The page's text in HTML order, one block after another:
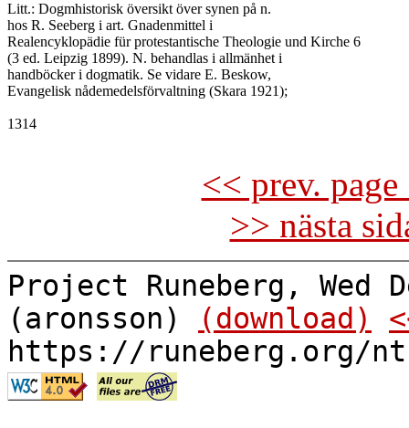
Litt.: Dogmhistorisk översikt över synen på n.
hos R. Seeberg i art. Gnadenmittel i
Realencyklopädie für protestantische Theologie und Kirche 6
(3 ed. Leipzig 1899). N. behandlas i allmänhet i
handböcker i dogmatik. Se vidare E. Beskow,
Evangelisk nådemedelsförvaltning (Skara 1921);
1314
<< prev.
>> nästa
Project Runeberg, Wed
(aronsson)
(download)
https://runeberg.org/